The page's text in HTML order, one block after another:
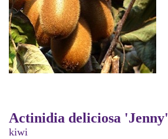
Actinidia deliciosa 'Jenny'
kiwi